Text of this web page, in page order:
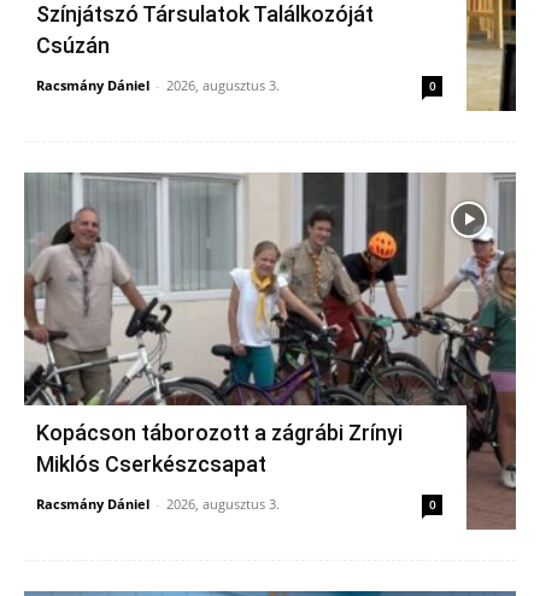
Színjátszó Társulatok Találkozóját
Csúzán
Racsmány Dániel - 2026, augusztus 3. 0
Kopácson táborozott a zágrábi Zrínyi
Miklós Cserkészcsapat
Racsmány Dániel - 2026, augusztus 3. 0